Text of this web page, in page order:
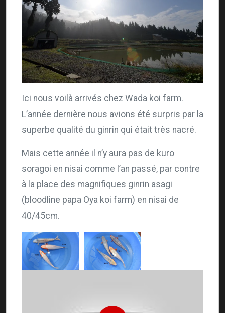
Ici nous voilà arrivés chez Wada koi farm.
L’année dernière nous avions été surpris par la
superbe qualité du ginrin qui était très nacré.
Mais cette année il n’y aura pas de kuro
soragoi en nisai comme l’an passé, par contre
à la place des magnifiques ginrin asagi
(bloodline papa Oya koi farm) en nisai de
40/45cm.